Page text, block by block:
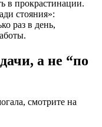
в прокрастинации.
стояния»:
раз в день,
а не “по
смотрите на